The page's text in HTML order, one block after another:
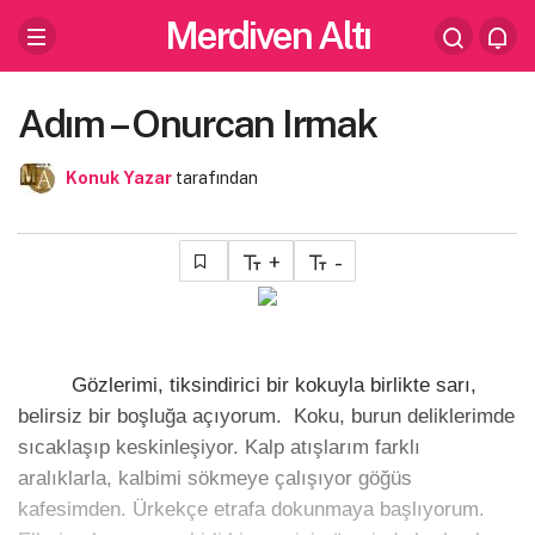
Merdiven Altı
Adım – Onurcan Irmak
Konuk Yazar tarafından
+ -
Gözlerimi, tiksindirici bir kokuyla birlikte sarı,
belirsiz bir boşluğa açıyorum. Koku, burun deliklerimde
sıcaklaşıp keskinleşiyor. Kalp atışlarım farklı
aralıklarla, kalbimi sökmeye çalışıyor göğüs
kafesimden. Ürkekçe etrafa dokunmaya başlıyorum.